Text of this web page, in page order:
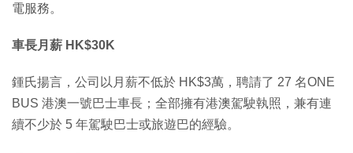
電服務。
車長月薪 HK$30K
鍾氏揚言，公司以月薪不低於 HK$3萬，聘請了 27 名ONE
BUS 港澳一號巴士車長；全部擁有港澳駕駛執照，兼有連
續不少於 5 年駕駛巴士或旅遊巴的經驗。